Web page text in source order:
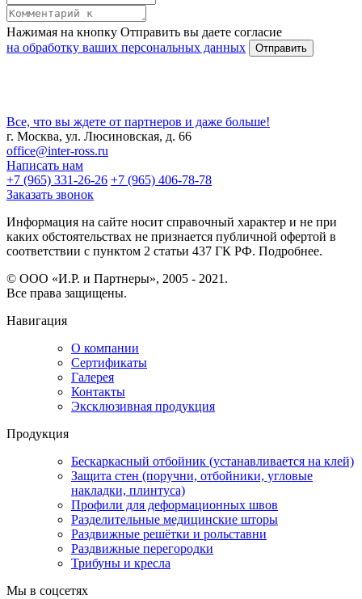
Нажимая на кнопку Отправить вы даете согласие
на обработку ваших персональных данных
Все, что вы ждете от партнеров и даже больше!
г. Москва, ул. Люсиновская, д. 66
office@inter-ross.ru
Написать нам
+7 (965) 331-26-26 +7 (965) 406-78-78
Заказать звонок
Информация на сайте носит справочный характер и не при
каких обстоятельствах не признается публичной офертой в
соответствии с пунктом 2 статьи 437 ГК РФ. Подробнее.
© ООО «И.Р. и Партнеры», 2005 - 2021.
Все права защищены.
Навигация
О компании
Сертификаты
Галерея
Контакты
Эксклюзивная продукция
Продукция
Бескаркасный отбойник (устанавливается на клей)
Защита стен (поручни, отбойники, угловые
накладки, плинтуса)
Профили для деформационных швов
Разделительные медицинские шторы
Раздвижные решётки и рольставни
Раздвижные перегородки
Трибуны и кресла
Мы в соцсетях